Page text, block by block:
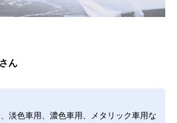
ん
淡色車用、濃色車用、メタリック車用な